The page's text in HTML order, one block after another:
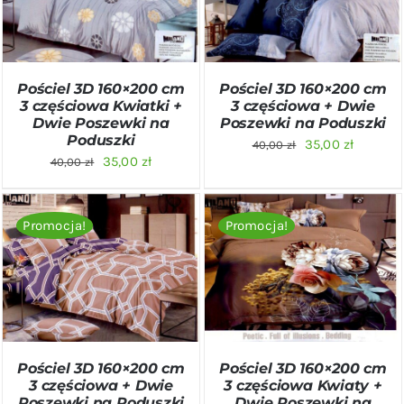
Pościel 3D 160×200 cm
3 częściowa Kwiatki +
Dwie Poszewki na
Poduszki
40,00zł
Pierwotna
wynosiła:
40,00 zł.
35,00 złAktualna
wynosi:
35,00 zł.
Pościel 3D 160×200 cm
3 częściowa + Dwie
Poszewki na Poduszki
40,00zł
Pierwotna
wynosiła:
40,00 zł.
35,00 zł
wynosi:
35,00
Promocja!
DODAJ DO KOSZYKA
/
SZCZEGÓŁY
Pościel 3D 160×200 cm
3 częściowa + Dwie
Promocja!
DODAJ DO KOSZYKA
/
SZCZEGÓŁY
Pościel 3D 160×200 cm
3 częściowa Kwiaty +